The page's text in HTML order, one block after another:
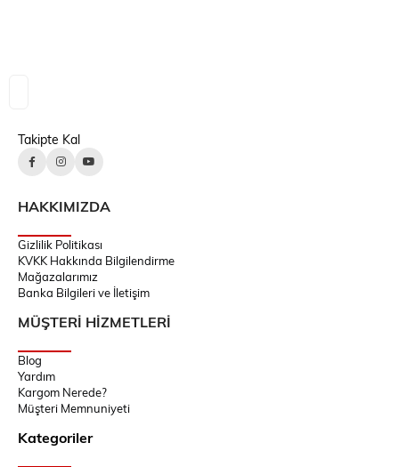
Takipte Kal
HAKKIMIZDA
Gizlilik Politikası
KVKK Hakkında Bilgilendirme
Mağazalarımız
Banka Bilgileri ve İletişim
MÜŞTERİ HİZMETLERİ
Blog
Yardım
Kargom Nerede?
Müşteri Memnuniyeti
Kategoriler